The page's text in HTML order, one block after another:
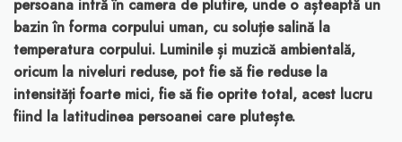
persoana intră în camera de plutire, unde o așteaptă un
bazin în forma corpului uman, cu soluție salină la
temperatura corpului. Luminile și muzică ambientală,
oricum la niveluri reduse, pot fie să fie reduse la
intensități foarte mici, fie să fie oprite total, acest lucru
fiind la latitudinea persoanei care plutește.